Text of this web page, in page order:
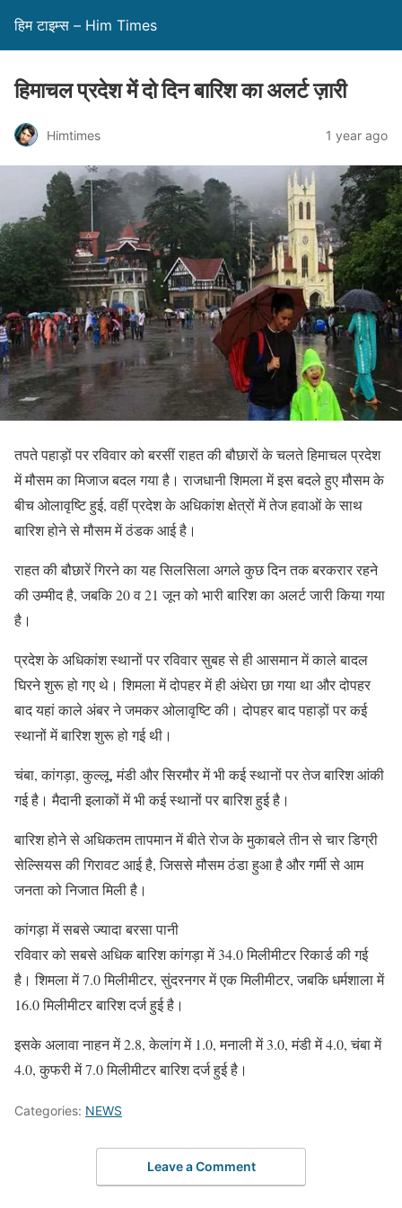
हिम टाइम्स – Him Times
हिमाचल प्रदेश में दो दिन बारिश का अलर्ट ज़ारी
Himtimes 1 year ago
तपते पहाड़ों पर रविवार को बरसीं राहत की बौछारों के चलते हिमाचल प्रदेश
में मौसम का मिजाज बदल गया है। राजधानी शिमला में इस बदले हुए मौसम के
बीच ओलावृष्टि हुई, वहीं प्रदेश के अधिकांश क्षेत्रों में तेज हवाओं के साथ
बारिश होने से मौसम में ठंडक आई है।
राहत की बौछारें गिरने का यह सिलसिला अगले कुछ दिन तक बरकरार रहने
की उम्मीद है, जबकि 20 व 21 जून को भारी बारिश का अलर्ट जारी किया गया
है।
प्रदेश के अधिकांश स्थानों पर रविवार सुबह से ही आसमान में काले बादल
घिरने शुरू हो गए थे। शिमला में दोपहर में ही अंधेरा छा गया था और दोपहर
बाद यहां काले अंबर ने जमकर ओलावृष्टि की। दोपहर बाद पहाड़ों पर कई
स्थानों में बारिश शुरू हो गई थी।
चंबा, कांगड़ा, कुल्लू, मंडी और सिरमौर में भी कई स्थानों पर तेज बारिश आंकी
गई है। मैदानी इलाकों में भी कई स्थानों पर बारिश हुई है।
बारिश होने से अधिकतम तापमान में बीते रोज के मुकाबले तीन से चार डिग्री
सेल्सियस की गिरावट आई है, जिससे मौसम ठंडा हुआ है और गर्मी से आम
जनता को निजात मिली है।
कांगड़ा में सबसे ज्यादा बरसा पानी
रविवार को सबसे अधिक बारिश कांगड़ा में 34.0 मिलीमीटर रिकार्ड की गई
है। शिमला में 7.0 मिलीमीटर, सुंदरनगर में एक मिलीमीटर, जबकि धर्मशाला में
16.0 मिलीमीटर बारिश दर्ज हुई है।
इसके अलावा नाहन में 2.8, केलांग में 1.0, मनाली में 3.0, मंडी में 4.0, चंबा में
4.0, कुफरी में 7.0 मिलीमीटर बारिश दर्ज हुई है।
Categories: NEWS
Leave a Comment